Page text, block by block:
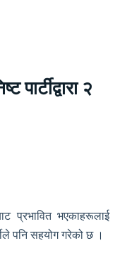
पार्टीद्वारा २
प्रभावित भएकाहरूलाई
पनि सहयोग गरेको छ ।